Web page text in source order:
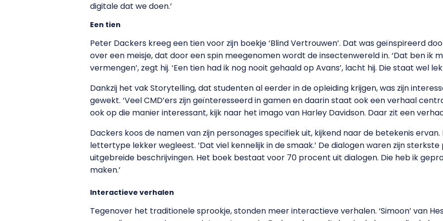
digitale dat we doen.’
Een tien
Peter Dackers kreeg een tien voor zijn boekje ‘Blind Vertrouwen’. Dat was geïnspireerd
over een meisje, dat door een spin meegenomen wordt de insectenwereld in. ‘Dat ben ik
vermengen’, zegt hij. ‘Een tien had ik nog nooit gehaald op Avans’, lacht hij. Die staat wel
Dankzij het vak Storytelling, dat studenten al eerder in de opleiding krijgen, was zijn
gewekt. ‘Veel CMD’ers zijn geïnteresseerd in gamen en daarin staat ook een verhaal
ook op die manier interessant, kijk naar het imago van Harley Davidson. Daar zit een
Dackers koos de namen van zijn personages specifiek uit, kijkend naar de betekenis
lettertype lekker wegleest. ‘Dat viel kennelijk in de smaak.’ De dialogen waren zijn sterkste
uitgebreide beschrijvingen. Het boek bestaat voor 70 procent uit dialogen. Die heb ik
maken.’
Interactieve verhalen
Tegenover het traditionele sprookje, stonden meer interactieve verhalen. ‘Simoon’ van